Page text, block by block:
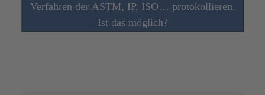
Verfahren der ASTM, IP, ISO… protokollieren.
Ist das möglich?